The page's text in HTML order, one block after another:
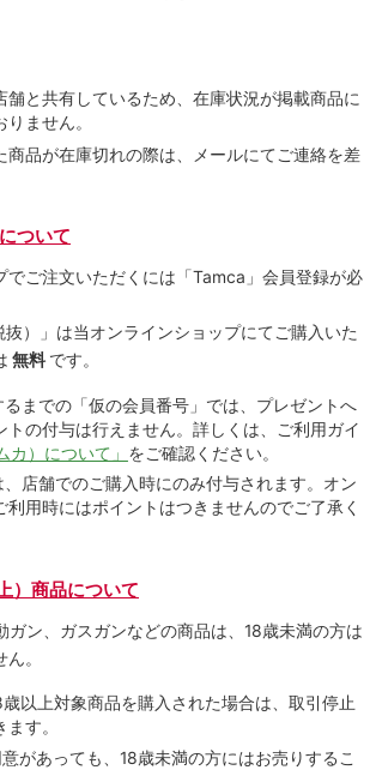
舗と共有しているため、在庫状況が掲載商品に
ません。
商品が在庫切れの際は、メールにてご連絡を差
ついて
でご注⽂いただくには「Tamca」会員登録が必
）
」は当オンラインショップにてご購⼊いた
無料 です。
までの「仮の会員番号」では、プレゼントへ
トの付与は⾏えません。詳しくは、ご利⽤ガイ
カ）について」 をご確認ください。
店舗でのご購⼊時にのみ付与されます。オン
利用時にはポイントはつきませんのでご了承く
）商品について
ガン、ガスガンなどの商品は、18歳未満の方は
。
以上対象商品を購入された場合は、取引停止
す。
があっても、18歳未満の方にはお売りするこ